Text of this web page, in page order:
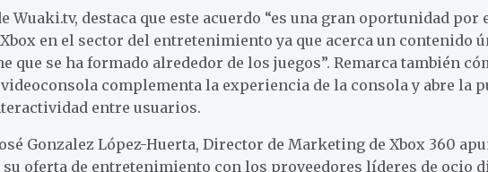
Wuaki.tv, destaca que este acuerdo “es una gran oportunidad
en el sector del entretenimiento ya que acerca un contenido
que se ha formado alrededor de los juegos”. Remarca también
complementa la experiencia de la consola y abre la
entre usuarios.
Gonzalez López-Huerta, Director de Marketing de Xbox 360
su oferta de entretenimiento con los proveedores líderes de ocio